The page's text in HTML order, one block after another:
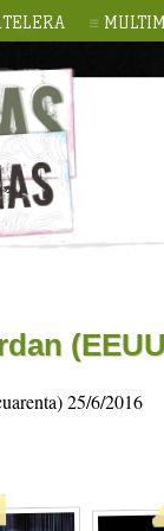
25/6/2016